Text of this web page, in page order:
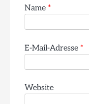
Name *
E-Mail-Adresse *
Website